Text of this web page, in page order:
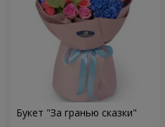
Букет "За гранью сказки"